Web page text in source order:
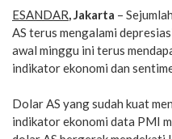
ESANDAR , Jakarta –
AS terus mengalami
awal minggu ini terus
indikator ekonomi dan
Dolar AS yang sudah kuat
indikator ekonomi data PMI